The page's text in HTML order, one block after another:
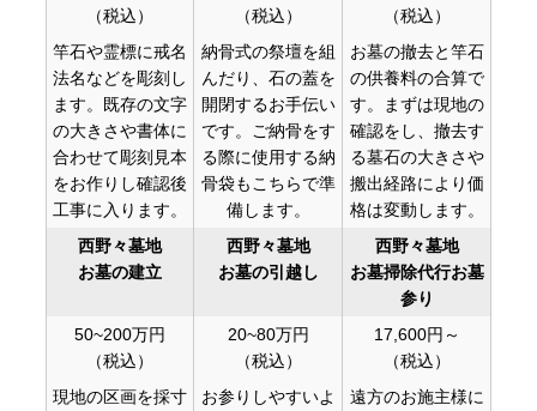
（税込）
（税込）
（税込）
竿石や霊標に戒名
法名などを彫刻し
ます。既存の文字
の大きさや書体に
合わせて彫刻見本
をお作りし確認後
工事に入ります。
納骨式の祭壇を組
んだり、石の蓋を
開閉するお手伝い
です。ご納骨をす
る際に使用する納
骨袋もこちらで準
備します。
お墓の撤去と竿石
の供養料の合算で
す。まずは現地の
確認をし、撤去す
る墓石の大きさや
搬出経路により価
格は変動します。
西野々墓地
お墓の建立
西野々墓地
お墓の引越し
西野々墓地
お墓掃除代行お墓
参り
50~200万円
（税込）
20~80万円
（税込）
17,600円～
（税込）
現地の区画を採寸
お参りしやすいよ
遠方のお施主様に